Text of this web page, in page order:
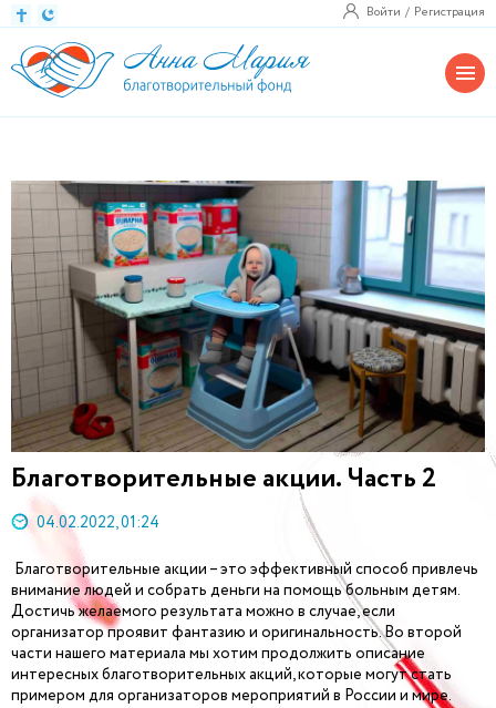
Войти Регистрация
Благотворительные акции. Часть 2
04.02.2022, 01:24
Благотворительные акции – это эффективный способ привлечь
внимание людей и собрать деньги на помощь больным детям.
Достичь желаемого результата можно в случае, если
организатор проявит фантазию и оригинальность. Во второй
части нашего материала мы хотим продолжить описание
интересных благотворительных акций, которые могут стать
примером для организаторов мероприятий в России и мире.